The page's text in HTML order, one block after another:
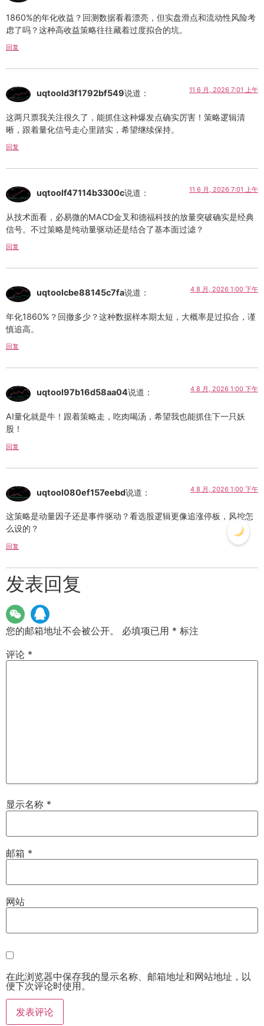
1860%的年化收益？回测数据看着漂亮，但实盘滑点和流动性风险考
虑了吗？这种高收益策略往往藏着过度拟合的坑。
回复
uqtoold3f1792bf549说道： 11 6 月, 2026 7:01 上午
这两只票我关注很久了，能抓住这种爆发点确实厉害！策略逻辑清
晰，跟着量化信号走心里踏实，希望继续保持。
回复
uqtoolf47114b3300c说道： 11 6 月, 2026 7:01 上午
从技术面看，必易微的MACD金叉和德福科技的放量突破确实是经典
信号。不过策略是纯动量驱动还是结合了基本面过滤？
回复
uqtoolcbe88145c7fa说道： 4 8 月, 2026 1:00 下午
年化1860%？回撤多少？这种数据样本期太短，大概率是过拟合，谨
慎追高。
回复
uqtool97b16d58aa04说道： 4 8 月, 2026 1:00 下午
AI量化就是牛！跟着策略走，吃肉喝汤，希望我也能抓住下一只妖
股！
回复
uqtool080ef157eebd说道： 4 8 月, 2026 1:00 下午
这策略是动量因子还是事件驱动？看选股逻辑更像追涨停板，风控怎
么设的？
回复
发表回复
您的邮箱地址不会被公开。 必填项已用 * 标注
评论 *
显示名称 *
邮箱 *
网站
在此浏览器中保存我的显示名称、邮箱地址和网站地址，以
便下次评论时使用。